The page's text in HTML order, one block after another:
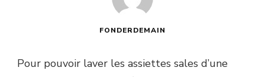
FONDERDEMAIN
Pour pouvoir laver les assiettes sales d’une